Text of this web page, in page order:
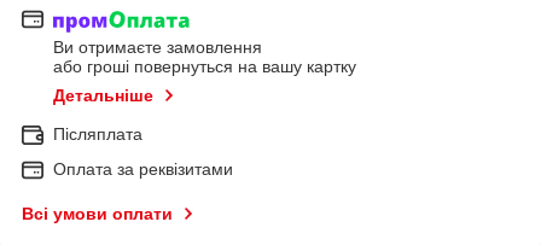
Ви отримаєте замовлення
або гроші повернуться на вашу картку
Детальніше
Післяплата
Оплата за реквізитами
Всі умови оплати